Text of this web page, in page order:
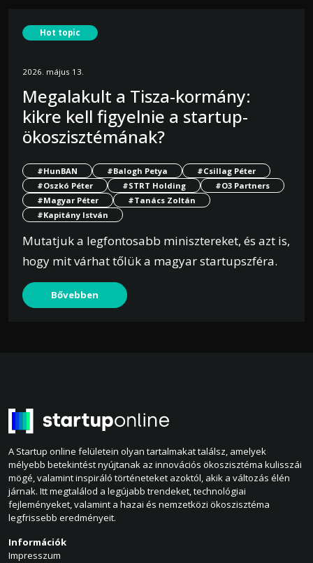
Hot topic
2026. május 13.
Megalakult a Tisza-kormány:
kikre kell figyelnie a startup-
ökoszisztémának?
#HunBAN #Balogh Petya
#Csillag Péter
#Oszkó Péter
#STRT Holding
#O3 Partners
#Magyar Péter
#Tanács Zoltán
#Kapitány István
Mutatjuk a legfontosabb minisztereket, és azt is,
hogy mit várhat tőlük a magyar startupszféra.
Bővebben
A Startup online felületein olyan tartalmakat találsz, amelyek
mélyebb betekintést nyújtanak az innovációs ökoszisztéma kulisszái
mögé, valamint inspiráló történeteket azoktól, akik a változás élén
járnak. Itt megtalálod a legújabb trendeket, technológiai
fejleményeket, valamint a hazai és nemzetközi ökoszisztéma
legfrissebb eredményeit.
Információk
Impresszum